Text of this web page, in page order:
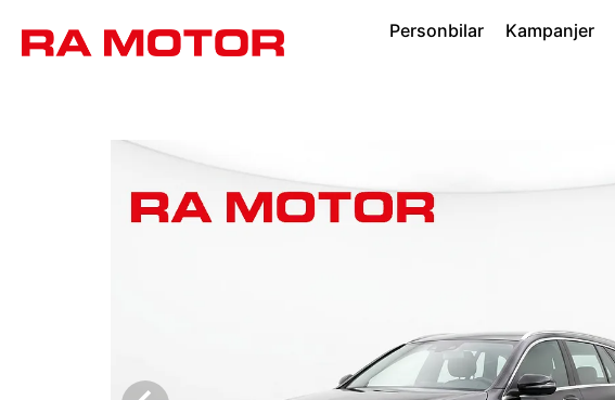
Personbilar Kampanjer